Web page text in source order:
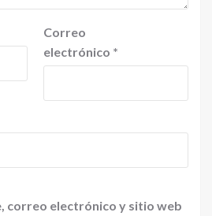
Correo
electrónico *
correo electrónico y sitio web